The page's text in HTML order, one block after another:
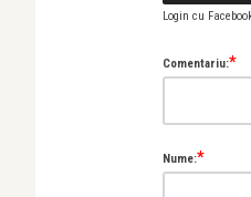
Login cu
Comentariu:*
Nume:*